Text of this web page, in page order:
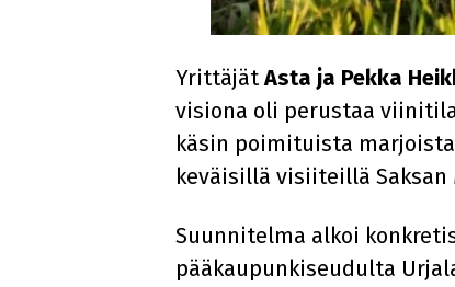
YrittäjätAsta ja Pekka
visiona oli perustaa
käsin poimituista
keväisillä visiiteillä
Suunnitelma alkoi
pääkaupunkiseudulta